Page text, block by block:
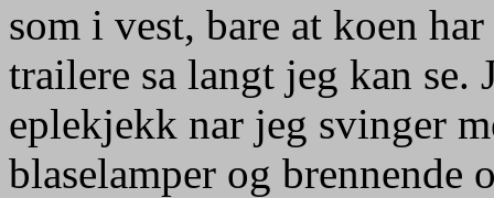
som i vest, bare at koen
trailere sa langt jeg kan
eplekjekk nar jeg svinger
blaselamper og